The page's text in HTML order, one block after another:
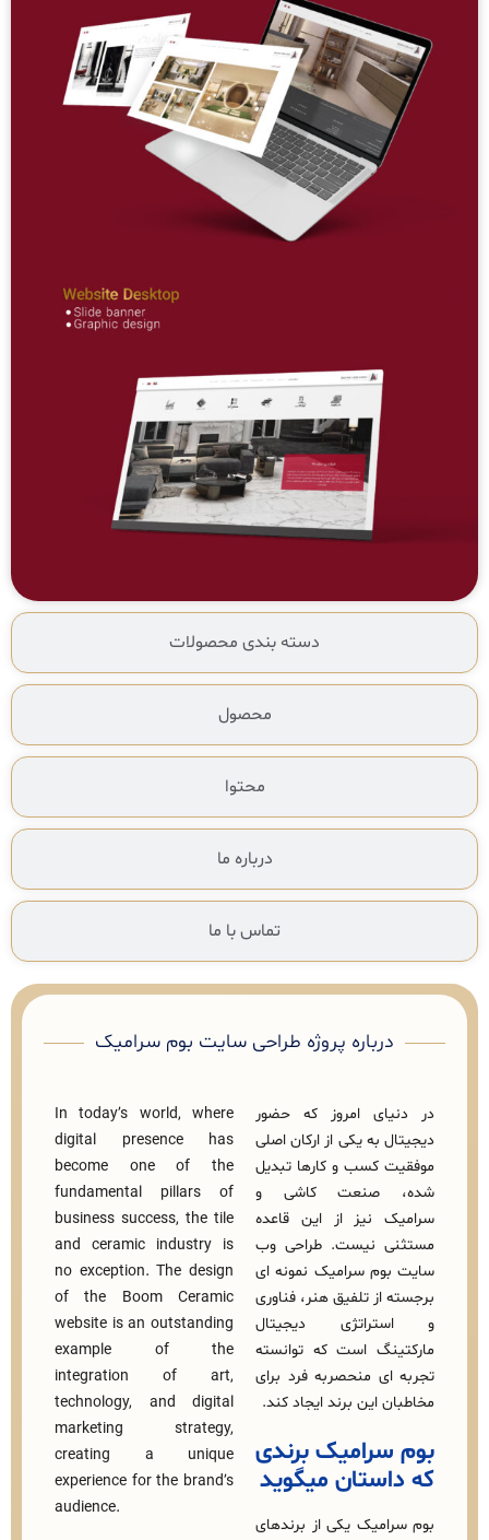
دسته بندی محصولات
پروژه طراحی سایت بوم سرامیک
امروز که حضور
به یکی از ارکان اصلی
کسب‌ و کارها تبدیل
صنعت کاشی و
نیز از این قاعده
نیست. طراحی وب‌
سرامیک نمونه‌ ای
تلفیق هنر، فناوری
دیجیتال
است که توانسته
منحصربه‌ فرد برای
این برند ایجاد کند.
برندی
میگوید
یکی از برندهای
In today’s world, where
digital presence has
become one of the
fundamental pillars of
business success, the tile
and ceramic industry is
no exception. The design
of the Boom Ceramic
website is an outstanding
example of the
integration of art,
technology, and digital
marketing strategy,
creating a unique
experience for the brand’s